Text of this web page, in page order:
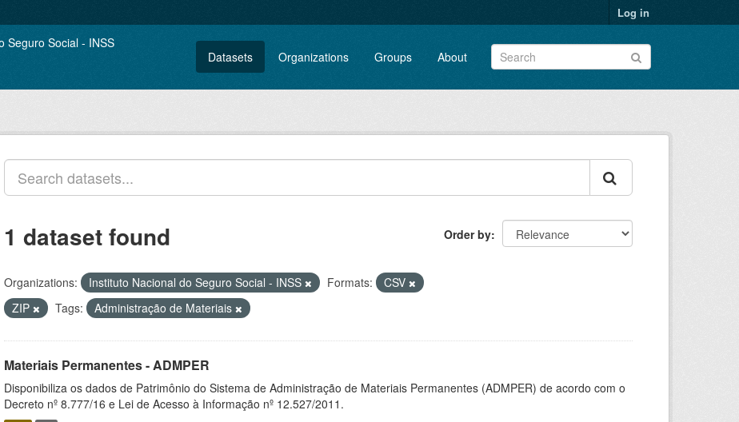
Log in
Datasets Organizations Groups About
Order by
1 dataset found
Organizations: Instituto Nacional do Seguro Social - INSS Formats:
CSV
ZIP
Tags: Administração de Materiais
Materiais Permanentes - ADMPER
Disponibiliza os dados de Patrimônio do Sistema de Administração de Materiais Permanentes (ADMPER) de acordo com o
Decreto nº 8.777/16 e Lei de Acesso à Informação nº 12.527/2011.